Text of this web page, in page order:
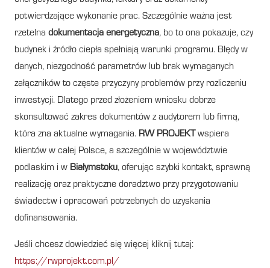
potwierdzające wykonanie prac. Szczególnie ważna jest
rzetelna dokumentacja energetyczna, bo to ona pokazuje, czy
budynek i źródło ciepła spełniają warunki programu. Błędy w
danych, niezgodność parametrów lub brak wymaganych
załączników to częste przyczyny problemów przy rozliczeniu
inwestycji. Dlatego przed złożeniem wniosku dobrze
skonsultować zakres dokumentów z audytorem lub firmą,
która zna aktualne wymagania. RW PROJEKT wspiera
klientów w całej Polsce, a szczególnie w województwie
podlaskim i w Białymstoku, oferując szybki kontakt, sprawną
realizację oraz praktyczne doradztwo przy przygotowaniu
świadectw i opracowań potrzebnych do uzyskania
dofinansowania.
Jeśli chcesz dowiedzieć się więcej kliknij tutaj:
https://rwprojekt.com.pl/